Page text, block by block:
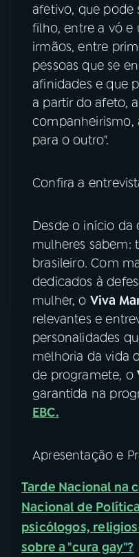
Instagram
TikTok
afetivo, que pode
filho, entre a vó e
irmãos, entre
pessoas que se
afinidades e que
a partir do afeto,
companheirismo,
para o outro".
Confira a
Desde o início da
mulheres sabem:
brasileiro. Com
dedicados à
mulher, o Viva
relevantes e
personalidades
melhoria da vida
de programete, o
garantida na
EBC.
Apresentação e
Tarde Nacional na
Nacional de
psicólogos,
sobre a "cura gay"?